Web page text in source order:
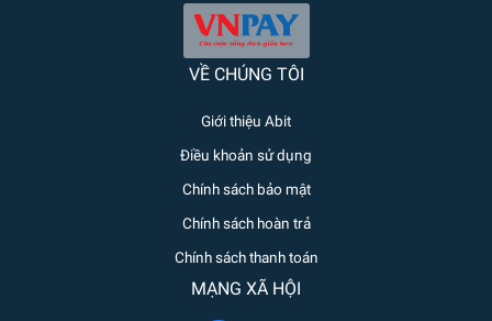
VỀ CHÚNG TÔI
Giới thiệu Abit
Điều khoản sử dụng
Chính sách bảo mật
Chính sách hoàn trả
Chính sách thanh toán
MẠNG XÃ HỘI